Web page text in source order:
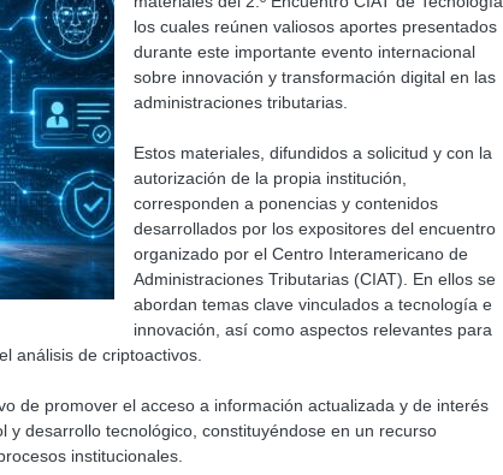
los cuales reúnen valiosos aportes presentados
durante este importante evento internacional
sobre innovación y transformación digital en las
administraciones tributarias.
Estos materiales, difundidos a solicitud y con la
autorización de la propia institución,
corresponden a ponencias y contenidos
desarrollados por los expositores del encuentro
organizado por el Centro Interamericano de
Administraciones Tributarias (CIAT). En ellos se
abordan temas clave vinculados a tecnología e
innovación, así como aspectos relevantes para
análisis de criptoactivos.
de promover el acceso a información actualizada y de interés
y desarrollo tecnológico, constituyéndose en un recurso
institucionales.